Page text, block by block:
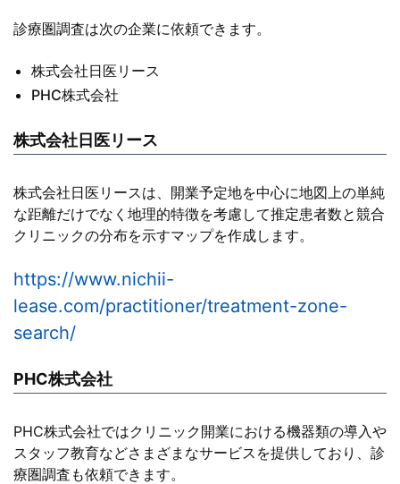
診療圏調査は次の企業に依頼できます。
株式会社日医リース
PHC株式会社
株式会社日医リース
株式会社日医リースは、開業予定地を中心に地図上の単純
な距離だけでなく地理的特徴を考慮して推定患者数と競合
クリニックの分布を示すマップを作成します。
https://www.nichii-
lease.com/practitioner/treatment-zone-
search/
PHC株式会社
PHC株式会社ではクリニック開業における機器類の導入や
スタッフ教育などさまざまなサービスを提供しており、診
療圏調査も依頼できます。